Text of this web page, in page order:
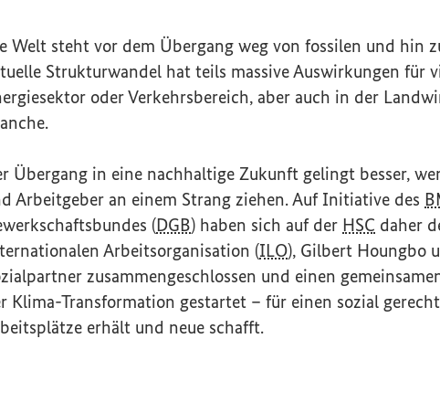
Welt steht vor dem Übergang weg von fossilen und hin
Strukturwandel hat teils massive Auswirkungen für
oder Verkehrsbereich, aber auch in der
Übergang in eine nachhaltige Zukunft gelingt besser,
Arbeitgeber an einem Strang ziehen. Auf Initiative des
(DGB) haben sich auf der HSC daher
Arbeitsorganisation (ILO), Gilbert Houngbo
zusammengeschlossen und einen
Klima-Transformation gestartet – für einen sozial
erhält und neue schafft.